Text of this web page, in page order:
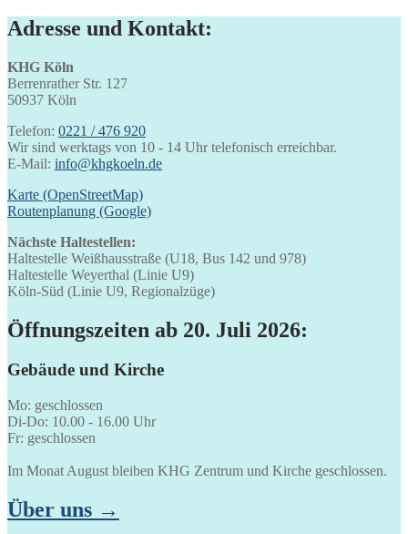
Adresse und Kontakt:
KHG Köln
Berrenrather Str. 127
50937 Köln
Telefon: 0221 / 476 920
Wir sind werktags von 10 - 14 Uhr telefonisch erreichbar.
E-Mail: info@khgkoeln.de
Karte (OpenStreetMap)
Routenplanung (Google)
Nächste Haltestellen:
Haltestelle Weißhausstraße (U18, Bus 142 und 978)
Haltestelle Weyerthal (Linie U9)
Köln-Süd (Linie U9, Regionalzüge)
Öffnungszeiten ab 20. Juli 2026:
Gebäude und Kirche
Mo: geschlossen
Di-Do: 10.00 - 16.00 Uhr
Fr: geschlossen
Im Monat August bleiben KHG Zentrum und Kirche geschlossen.
Über uns →